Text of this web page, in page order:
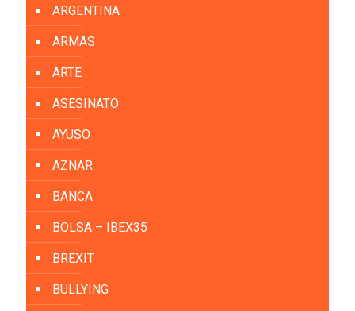
ARGENTINA
ARMAS
ARTE
ASESINATO
AYUSO
AZNAR
BANCA
BOLSA – IBEX35
BREXIT
BULLYING